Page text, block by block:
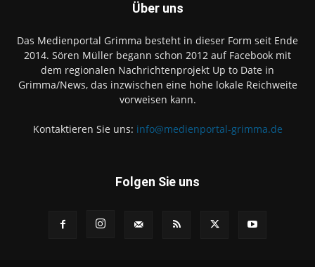
Über uns
Das Medienportal Grimma besteht in dieser Form seit Ende
2014. Sören Müller begann schon 2012 auf Facebook mit
dem regionalen Nachrichtenprojekt Up to Date in
Grimma/News, das inzwischen eine hohe lokale Reichweite
vorweisen kann.
Kontaktieren Sie uns: info@medienportal-grimma.de
Folgen Sie uns